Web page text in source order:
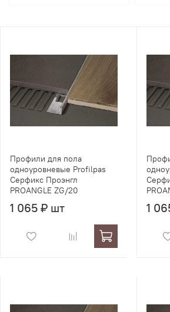
Профили для пола
одноуровневые Profilpas
Серфикс Проэнгл
PROANGLE ZG/20
1 065 ₽ шт 1